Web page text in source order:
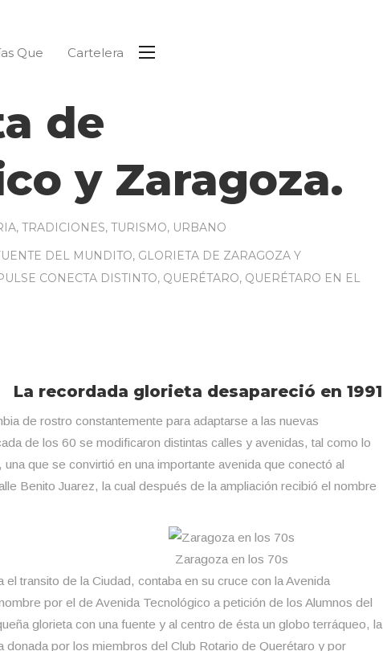
Que Cartelera
de
y Zaragoza.
, TRADICIONES, TURISMO, URBANO
DEL MUNDITO, GLORIETA DE ZARAGOZA Y
CONECTA DISTINTO, QUERÉTARO, QUERÉTARO EN EL
La recordada glorieta desapareció en 1991
de rostro constantemente para adaptarse a las nuevas
de los 60 se modificaron distintas calles y avenidas, tal como lo
que se convirtió en una importante avenida que conectó al
Benito Juarez, la cual después de la ampliación recibió el nombre
Zaragoza en los 70s
transito de la Ciudad, contaba en su cruce con la Avenida
por el de Avenida Tecnológico a petición de los Alumnos del
glorieta con una fuente y al centro de ésta un globo terráqueo, la
donada por los miembros del Club Rotario de Querétaro y por